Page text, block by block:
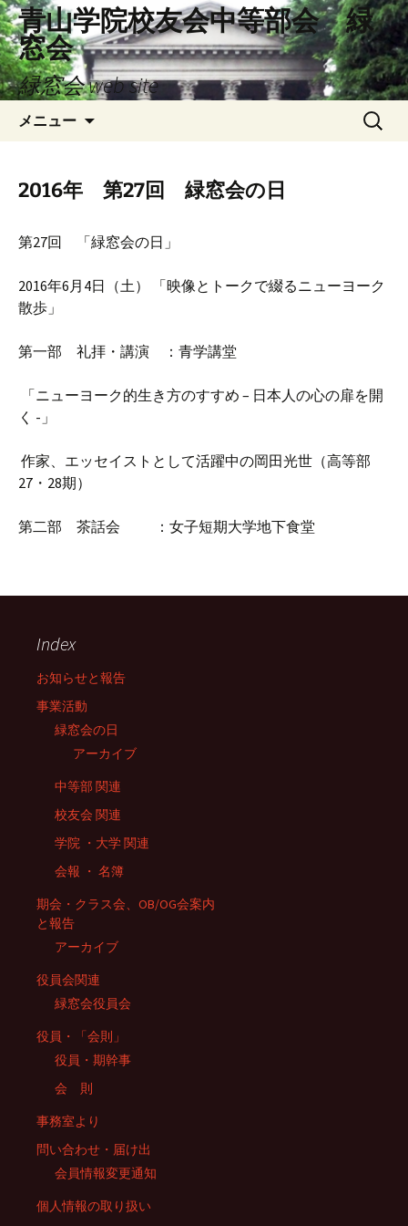
コ
ン
テ
ン
ツ
ス
青山学院校友会中等部会 緑
窓会
緑窓会 web site
メニュー
検
索:
2016年 第27回 緑窓会の日
第27回 「緑窓会の日」
2016年6月4日（土） 「映像とトークで綴るニューヨーク
散歩」
第一部 礼拝・講演 ：青学講堂
「ニューヨーク的生き方のすすめ – 日本人の心の扉を開
く -」
作家、エッセイストとして活躍中の岡田光世（高等部
27・28期）
第二部 茶話会 ：女子短期大学地下食堂
Index
お知らせと報告
事業活動
緑窓会の日
アーカイブ
中等部 関連
校友会 関連
学院 ・大学 関連
会報 ・ 名簿
期会・クラス会、OB/OG会案内
と報告
アーカイブ
役員会関連
緑窓会役員会
役員・「会則」
役員・期幹事
会 則
事務室より
問い合わせ・届け出
会員情報変更通知
個人情報の取り扱い